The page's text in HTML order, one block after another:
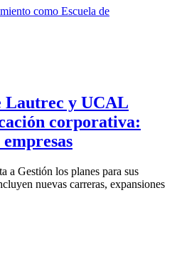
Lautrec y UCAL
corporativa:
a Gestión los planes para sus
nuevas carreras, expansiones